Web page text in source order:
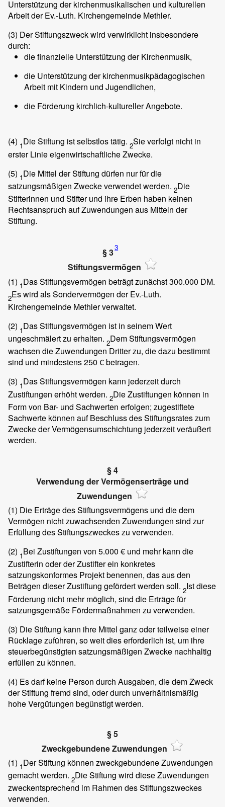
Unterstützung der kirchenmusikalischen und kulturellen
Arbeit der Ev.-Luth. Kirchengemeinde Methler.
(3) Der Stiftungszweck wird verwirklicht insbesondere
durch:
die finanzielle Unterstützung der Kirchenmusik,
die Unterstützung der kirchenmusikpädagogischen
Arbeit mit Kindern und Jugendlichen,
die Förderung kirchlich-kultureller Angebote.
(4) 1Die Stiftung ist selbstlos tätig. 2Sie verfolgt nicht in
erster Linie eigenwirtschaftliche Zwecke.
(5) 1Die Mittel der Stiftung dürfen nur für die
satzungsmäßigen Zwecke verwendet werden. 2Die
Stifterinnen und Stifter und ihre Erben haben keinen
Rechtsanspruch auf Zuwendungen aus Mitteln der
Stiftung.
§ 33
Stiftungsvermögen
(1) 1Das Stiftungsvermögen beträgt zunächst 300.000 DM.
2Es wird als Sondervermögen der Ev.-Luth.
Kirchengemeinde Methler verwaltet.
(2) 1Das Stiftungsvermögen ist in seinem Wert
ungeschmälert zu erhalten. 2Dem Stiftungsvermögen
wachsen die Zuwendungen Dritter zu, die dazu bestimmt
sind und mindestens 250 € betragen.
(3) 1Das Stiftungsvermögen kann jederzeit durch
Zustiftungen erhöht werden. 2Die Zustiftungen können in
Form von Bar- und Sachwerten erfolgen; zugestiftete
Sachwerte können auf Beschluss des Stiftungsrates zum
Zwecke der Vermögensumschichtung jederzeit veräußert
werden.
§ 4
Verwendung der Vermögenserträge und
Zuwendungen
(1) Die Erträge des Stiftungsvermögens und die dem
Vermögen nicht zuwachsenden Zuwendungen sind zur
Erfüllung des Stiftungszweckes zu verwenden.
(2) 1Bei Zustiftungen von 5.000 € und mehr kann die
Zustifterin oder der Zustifter ein konkretes
satzungskonformes Projekt benennen, das aus den
Beträgen dieser Zustiftung gefördert werden soll. 2Ist diese
Förderung nicht mehr möglich, sind die Erträge für
satzungsgemäße Fördermaßnahmen zu verwenden.
(3) Die Stiftung kann ihre Mittel ganz oder teilweise einer
Rücklage zuführen, so weit dies erforderlich ist, um ihre
steuerbegünstigten satzungsmäßigen Zwecke nachhaltig
erfüllen zu können.
(4) Es darf keine Person durch Ausgaben, die dem Zweck
der Stiftung fremd sind, oder durch unverhältnismäßig
hohe Vergütungen begünstigt werden.
§ 5
Zweckgebundene Zuwendungen
(1) 1Der Stiftung können zweckgebundene Zuwendungen
gemacht werden. 2Die Stiftung wird diese Zuwendungen
zweckentsprechend im Rahmen des Stiftungszweckes
verwenden.